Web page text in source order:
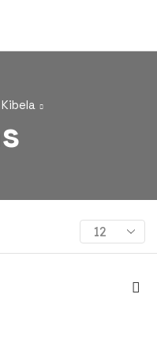
Kibela
Products
per